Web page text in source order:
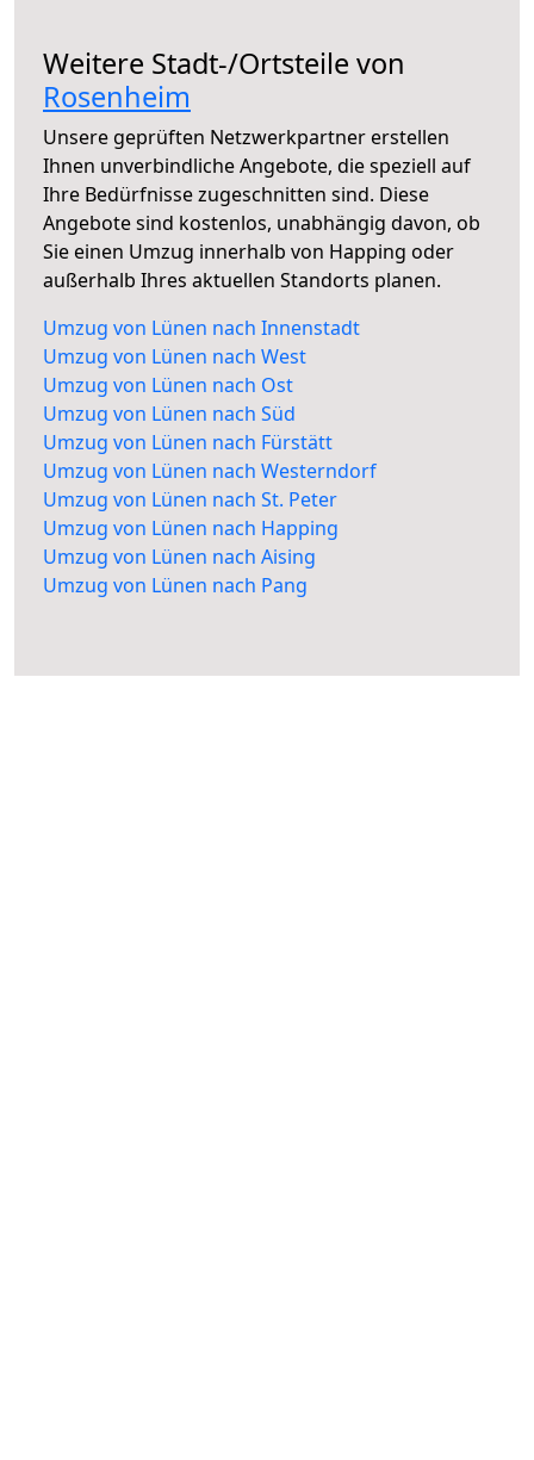
Weitere Stadt-/Ortsteile von
Rosenheim
Unsere geprüften Netzwerkpartner erstellen
Ihnen unverbindliche Angebote, die speziell auf
Ihre Bedürfnisse zugeschnitten sind. Diese
Angebote sind kostenlos, unabhängig davon, ob
Sie einen Umzug innerhalb von Happing oder
außerhalb Ihres aktuellen Standorts planen.
Umzug von Lünen nach Innenstadt
Umzug von Lünen nach West
Umzug von Lünen nach Ost
Umzug von Lünen nach Süd
Umzug von Lünen nach Fürstätt
Umzug von Lünen nach Westerndorf
Umzug von Lünen nach St. Peter
Umzug von Lünen nach Happing
Umzug von Lünen nach Aising
Umzug von Lünen nach Pang